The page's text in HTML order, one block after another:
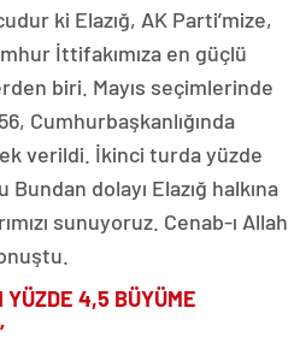
ki Elazığ, AK Parti’mize,
İttifakımıza en güçlü
biri. Mayıs seçimlerinde
Cumhurbaşkanlığında
verildi. İkinci turda yüzde
Bundan dolayı Elazığ halkına
sunuyoruz. Cenab-ı Allah
YÜZDE 4,5 BÜYÜME